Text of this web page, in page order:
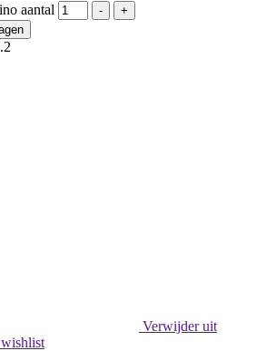
aantal -
+
Verwijder uit